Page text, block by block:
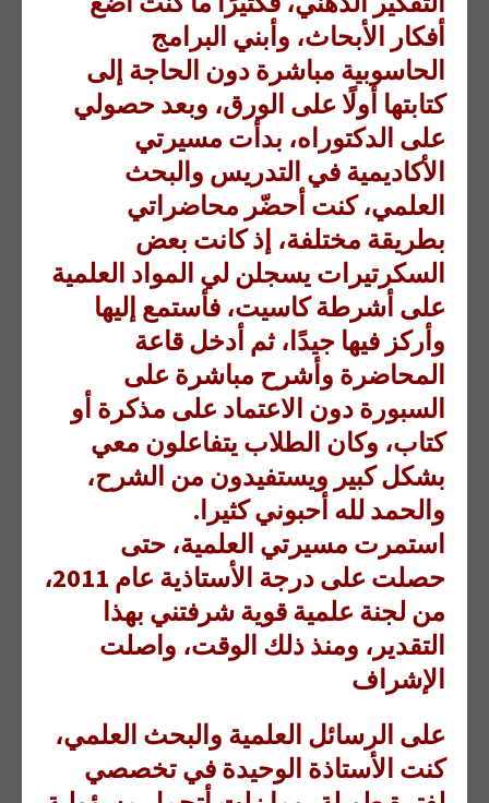
أفكار الأبحاث، وأبني البرامج
الحاسوبية مباشرة دون الحاجة إلى
كتابتها أولًا على الورق، وبعد حصولي
على الدكتوراه، بدأت مسيرتي
الأكاديمية في التدريس والبحث
العلمي، كنت أحضّر محاضراتي
بطريقة مختلفة، إذ كانت بعض
السكرتيرات يسجلن لي المواد العلمية
على أشرطة كاسيت، فأستمع إليها
وأركز فيها جيدًا، ثم أدخل قاعة
المحاضرة وأشرح مباشرة على
السبورة دون الاعتماد على مذكرة أو
كتاب، وكان الطلاب يتفاعلون معي
بشكل كبير ويستفيدون من الشرح،
والحمد لله أحبوني كثيرا.
استمرت مسيرتي العلمية، حتى
حصلت على درجة الأستاذية عام 2011،
من لجنة علمية قوية شرفتني بهذا
التقدير، ومنذ ذلك الوقت، واصلت
الإشراف
على الرسائل العلمية والبحث العلمي،
كنت الأستاذة الوحيدة في تخصصي